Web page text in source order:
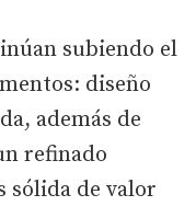
subiendo el
diseño
además de
refinado
sólida de valor